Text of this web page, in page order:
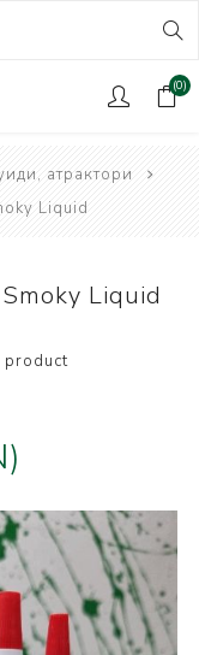
(0)
атрактори
Liquid
Liquid
product